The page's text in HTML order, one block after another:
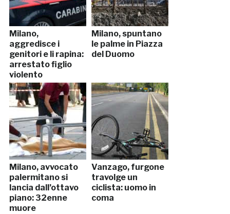
Milano,
aggredisce i
genitori e li rapina:
arrestato figlio
violento
Milano, spuntano
le palme in Piazza
del Duomo
Milano, avvocato
palermitano si
lancia dall’ottavo
piano: 32enne
muore
Vanzago, furgone
travolge un
ciclista: uomo in
coma